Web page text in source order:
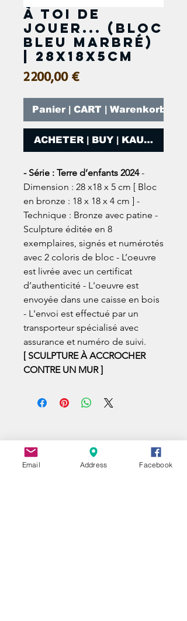
À toi de
jouer... (bloc
bleu marbré)
| 28x18x5cm
2 200,00 €Prix
Panier | CART | Warenkorb
ACHETER | BUY | KAUFEN
- Série : Terre d’enfants 2024-
Dimension : 28 x18 x 5 cm [ Bloc
en bronze : 18 x 18 x 4 cm ] -
Technique : Bronze avec patine -
Sculpture éditée en 8
exemplaires, signés et numérotés
avec 2 coloris de bloc - L’oeuvre
est livrée avec un certificat
d’authenticité - L'oeuvre est
envoyée dans une caisse en bois
- L'envoi est effectué par un
transporteur spécialisé avec
assurance et numéro de suivi.
[ SCULPTURE À ACCROCHER
CONTRE UN MUR ]
UNE QUESTION ?
Email Address Facebook